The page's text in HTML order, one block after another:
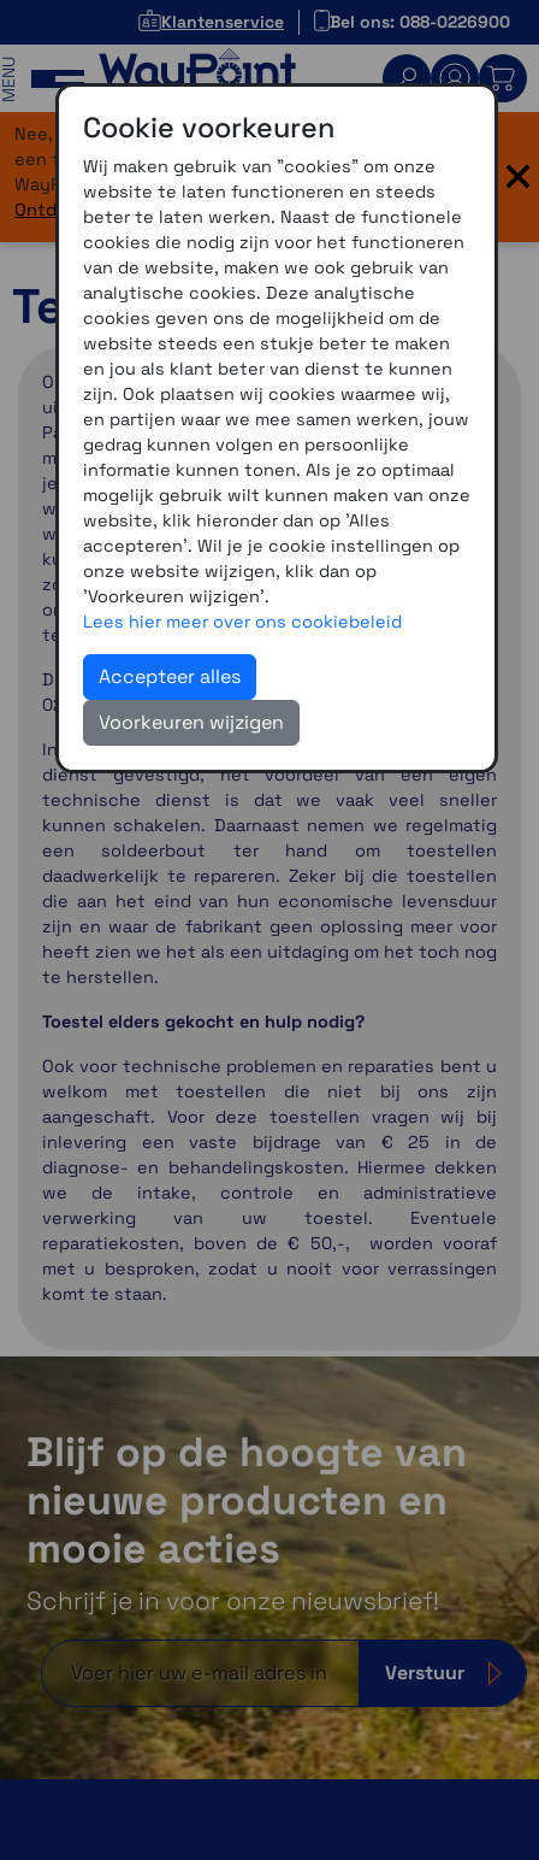
Klantenservice Bel ons: 088-0226900
Nee, je bent niet verdwaald! Onze website heeft
een flinke upgrade gekregen. Dezelfde vertrouwde
WayPoint-service, maar dan in een modern jasje.
Ontdek hier wat er allemaal nieuw is.
×
Technische Dienst
Onze winkels zijn er niet alleen voor de verkoop,
uiteraard kun je ook bij ons terecht na je aanschaf.
Pas in de praktijk merk je wat er echt allemaal
mogelijk is met de producten die we verkopen. Heb
je vragen dan kom je gewoon langs. Verder hebben
we ook een eigen helpdesk website,MyWayPoint
waar je de antwoorden op de veelgestelde vragen
kunt vinden. Je vindt hier ook een contactformulier
zodat je je vraag online kunt stellen. Daarnaast zijn
onze productspecialisten uit onze winkels ook
telefonisch bereikbaar.
Dinsdag t/m vrijdag van 09.30 - 17.30 uur 088-
0226900
In onze vestiging in Notter is onze technische
dienst gevestigd, het voordeel van een eigen
technische dienst is dat we vaak veel sneller
kunnen schakelen. Daarnaast nemen we regelmatig
een soldeerbout ter hand om toestellen
daadwerkelijk te repareren. Zeker bij die toestellen
die aan het eind van hun economische levensduur
zijn en waar de fabrikant geen oplossing meer voor
heeft zien we het als een uitdaging om het toch nog
te herstellen.
Toestel elders gekocht en hulp nodig?
Ook voor technische problemen en reparaties bent u
welkom met toestellen die niet bij ons zijn
aangeschaft. Voor deze toestellen vragen wij bij
inlevering een vaste bijdrage van € 25 in de
diagnose- en behandelingskosten. Hiermee dekken
we de intake, controle en administratieve
verwerking van uw toestel. Eventuele
reparatiekosten, boven de € 50,-, worden vooraf
met u besproken, zodat u nooit voor verrassingen
komt te staan.
Blijf op de hoogte van
nieuwe producten en
mooie acties
Schrijf je in voor onze nieuwsbrief!
Verstuur
Cookie voorkeuren
Wij maken gebruik van "cookies" om onze
website te laten functioneren en steeds
beter te laten werken. Naast de functionele
cookies die nodig zijn voor het functioneren
van de website, maken we ook gebruik van
analytische cookies. Deze analytische
cookies geven ons de mogelijkheid om de
website steeds een stukje beter te maken
en jou als klant beter van dienst te kunnen
zijn. Ook plaatsen wij cookies waarmee wij,
en partijen waar we mee samen werken, jouw
gedrag kunnen volgen en persoonlijke
informatie kunnen tonen. Als je zo optimaal
mogelijk gebruik wilt kunnen maken van onze
website, klik hieronder dan op 'Alles
accepteren'. Wil je je cookie instellingen op
onze website wijzigen, klik dan op
'Voorkeuren wijzigen'.
Lees hier meer over ons cookiebeleid
Accepteer alles
Voorkeuren wijzigen